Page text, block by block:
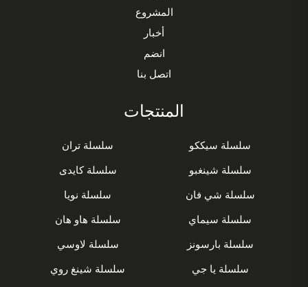
المشروع
أخبار
انضم
اتصل بنا
المنتجات
سلسلة سيككو
سلسلة تران
سلسلة شينغبو
سلسلة كايدى
سلسلة شي فان
سلسلة نويا
سلسلة سيماي
سلسلة هاو هان
سلسلة بارسونز
سلسلة لاوسي
سلسلة يا جي
سلسلة شينغ روي